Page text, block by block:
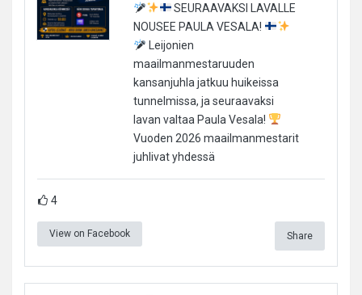
SEURAAVAKSI LAVALLE
NOUSEE PAULA VESALA!
Leijonien
maailmanmestaruuden
kansanjuhla jatkuu huikeissa
tunnelmissa, ja seuraavaksi
lavan valtaa Paula Vesala!
Vuoden 2026 maailmanmestarit
juhlivat yhdessä
4
View on Facebook Share